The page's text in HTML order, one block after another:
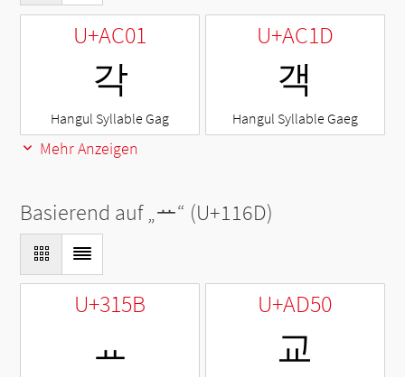
U+AC01
각
Hangul Syllable Gag
U+AC1D
객
Hangul Syllable Gaeg
Mehr Anzeigen
Basierend auf „ᅭ“ (U+116D)
U+315B
ㅛ
U+AD50
교